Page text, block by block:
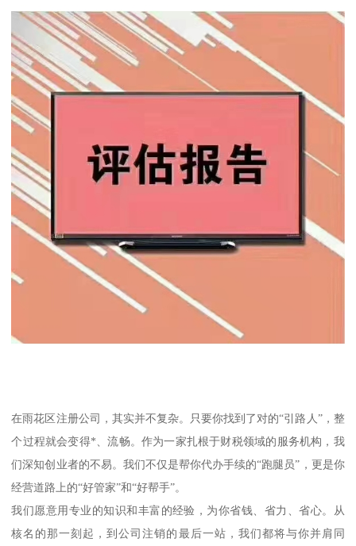
在雨花区注册公司，其实并不复杂。只要你找到了对的“引路人”，整
个过程就会变得*、流畅。作为一家扎根于财税领域的服务机构，我
们深知创业者的不易。我们不仅是帮你代办手续的“跑腿员”，更是你
经营道路上的“好管家”和“好帮手”。
我们愿意用专业的知识和丰富的经验，为你省钱、省力、省心。从
核名的那一刻起，到公司注销的最后一站，我们都将与你并肩同